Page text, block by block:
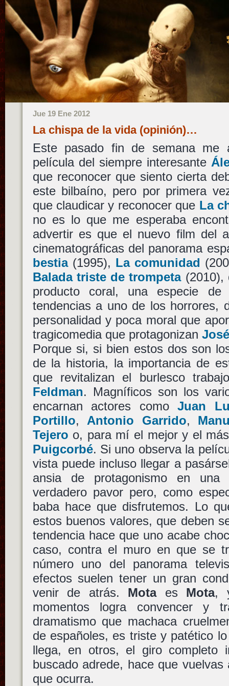
Jue 19 Ene 2012
La chispa de la vida (opinión)…
Este pasado fin de semana me
película del siempre interesante
que reconocer que siento cierta
este bilbaíno, pero por primera
que claudicar y reconocer que La
no es lo que me esperaba
advertir es que el nuevo film del
cinematográficas del panorama
bestia(1995), La comunidad
Balada triste de trompeta(2010),
producto coral, una especie de
tendencias a uno de los horrores,
personalidad y poca moral que
tragicomedia que protagonizan
Porque si, si bien estos dos son
de la historia, la importancia de
que revitalizan el burlesco
Feldman. Magníficos son los
encarnan actores comoJuan
Portillo, Antonio Garrido,
Tejero o, para mí el mejor y el
Puigcorbé. Si uno observa la
vista puede incluso llegar a
ansia de protagonismo en una
verdadero pavor pero, como
baba hace que disfrutemos. Lo
estos buenos valores, que deben
tendencia hace que uno acabe
caso, contra el muro en que se
número uno del panorama
efectos suelen tener un gran
venir de atrás. Motaes Mota,
momentos logra convencer y
dramatismo que machaca
de españoles, es triste y patético
llega, en otros, el giro completo
buscado adrede, hace que
que ocurra.